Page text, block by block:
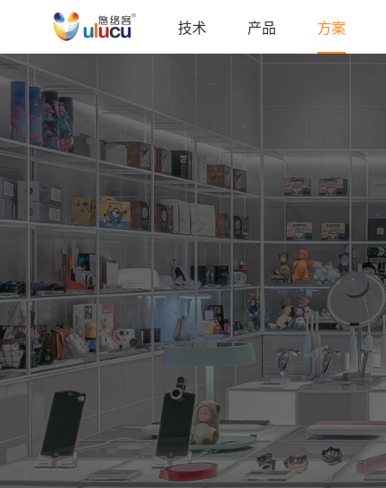
技术 产品 方案